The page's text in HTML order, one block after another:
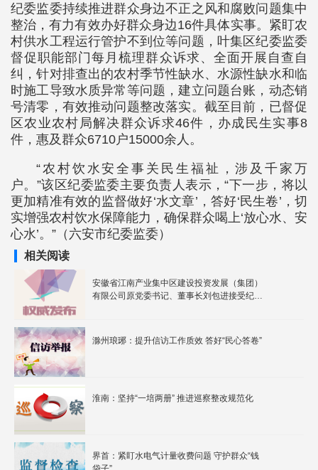
纪委监委持续推进群众身边不正之风和腐败问题集中
整治，有力有效办好群众身边16件具体实事。紧盯农
村供水工程运行管护不到位等问题，叶集区纪委监委
督促职能部门每月梳理群众诉求、全面开展自查自
纠，针对排查出的农村季节性缺水、水源性缺水和临
时施工导致水质异常等问题，建立问题台账，动态销
号清零，有效推动问题整改落实。截至目前，已督促
区农业农村局解决群众诉求46件，办成民生实事8
件，惠及群众6710户15000余人。
“农村饮水安全事关民生福祉，涉及千家万
户。”该区纪委监委主要负责人表示，“下一步，将以
更加精准有效的监督做好‘水文章’，答好‘民生卷’，切
实增强农村饮水保障能力，确保群众喝上‘放心水、安
心水’。”（六安市纪委监委）
相关阅读
安徽省江南产业集中区建设投资发展（集团）
有限公司原党委书记、董事长刘包进接受纪律
滁州琅琊：提升信访工作质效 答好“民心答卷”
淮南：坚持“一培两册” 推进巡察整改规范化
界首：紧盯水电气计量收费问题 守护群众“钱